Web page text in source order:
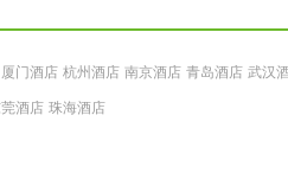
厦门酒店 杭州酒店 南京酒店 青岛酒店 武汉
酒店 珠海酒店